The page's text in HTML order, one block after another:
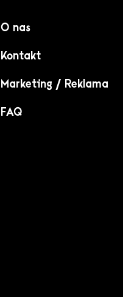
O nas
Kontakt
Marketing / Reklama
FAQ